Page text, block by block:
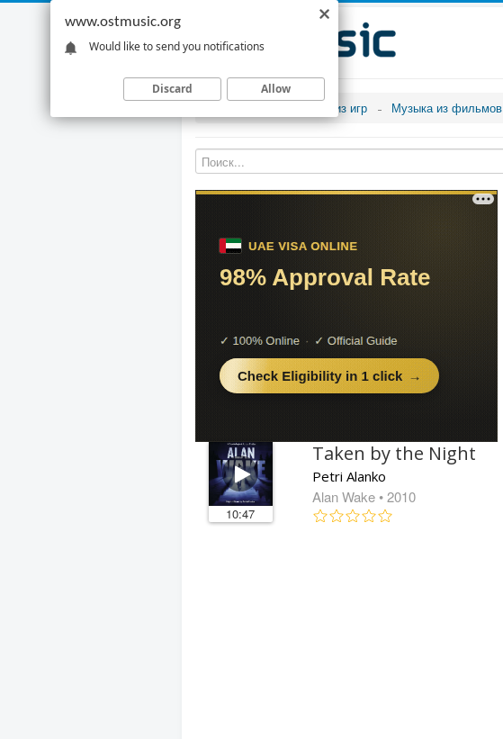
Музыка из игр Музыка из фильмов
10:47
Taken by the Night
Petri Alanko
Alan Wake • 2010
www.ostmusic.org
Would like to send you notifications
Discard Allow